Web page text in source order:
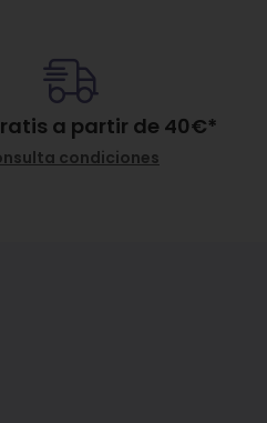
a partir de 40€*
condiciones